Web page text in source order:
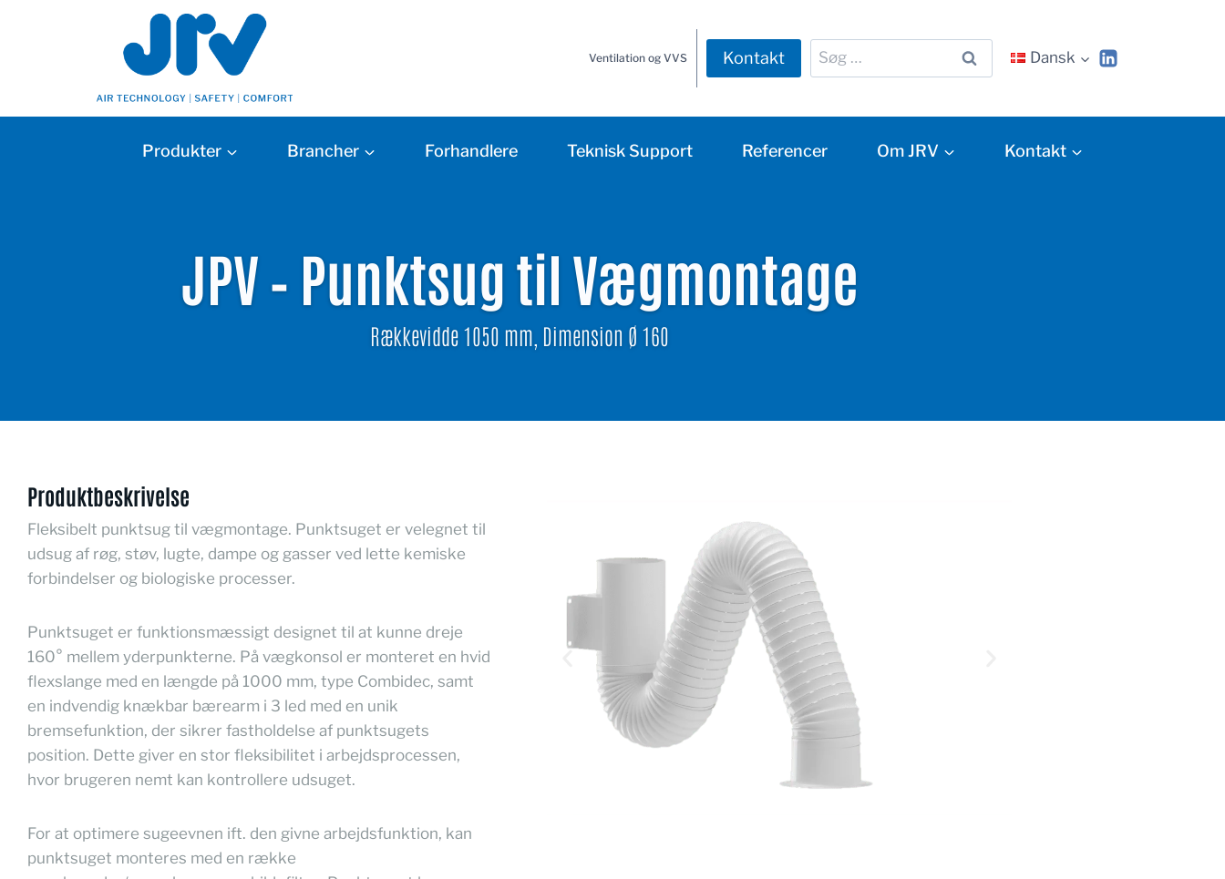
Ventilation og VVS Kontakt Dansk
Produkter Brancher Forhandlere Teknisk Support Referencer Om JRV Kontakt
JPV – Punktsug til Vægmontage
Rækkevidde 1050 mm, Dimension Ø 160
Produktbeskrivelse
Fleksibelt punktsug til vægmontage. Punktsuget er velegnet til
udsug af røg, støv, lugte, dampe og gasser ved lette kemiske
forbindelser og biologiske processer.
Punktsuget er funktionsmæssigt designet til at kunne dreje
160° mellem yderpunkterne. På vægkonsol er monteret en hvid
flexslange med en længde på 1000 mm, type Combidec, samt
en indvendig knækbar bærearm i 3 led med en unik
bremsefunktion, der sikrer fastholdelse af punktsugets
position. Dette giver en stor fleksibilitet i arbejdsprocessen,
hvor brugeren nemt kan kontrollere udsuget.
For at optimere sugeevnen ift. den givne arbejdsfunktion, kan
punktsuget monteres med en række